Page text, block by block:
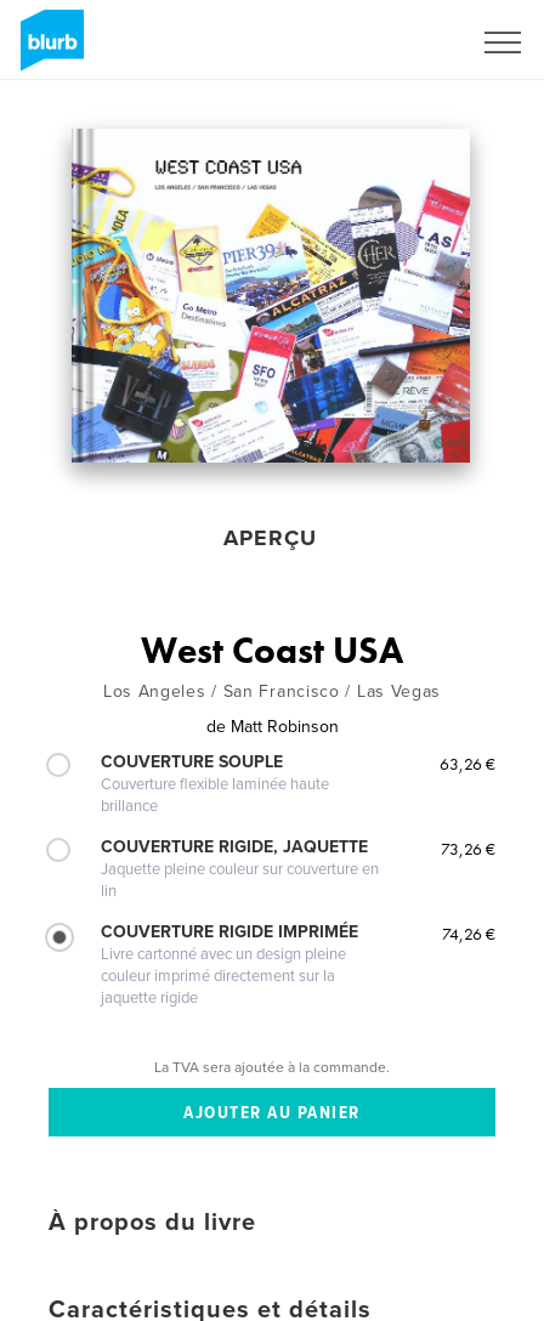
APERÇU
West Coast USA
Los Angeles / San Francisco / Las Vegas
de Matt Robinson
COUVERTURE SOUPLE
Couverture flexible laminée haute
brillance
63,26 €
COUVERTURE RIGIDE, JAQUETTE
Jaquette pleine couleur sur couverture en
lin
73,26 €
COUVERTURE RIGIDE IMPRIMÉE
Livre cartonné avec un design pleine
couleur imprimé directement sur la
jaquette rigide
74,26 €
La TVA sera ajoutée à la commande.
À propos du livre
Caractéristiques et détails